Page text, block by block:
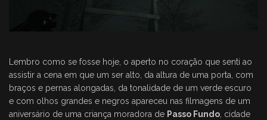
Lembro como se fosse hoje, o aperto no coração que senti ao
assistir a cena em que um ser alto, da altura de uma porta, com
braços e pernas alongadas, da tonalidade de um verde escuro
e com olhos grandes e negros apareceu nas filmagens de um
aniversário de uma criança moradora de Passo Fundo , cidade